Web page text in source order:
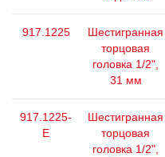
917.1225
Шестигранная
торцовая
головка 1/2",
31 мм
917.1225-
E
Шестигранная
торцовая
головка 1/2",